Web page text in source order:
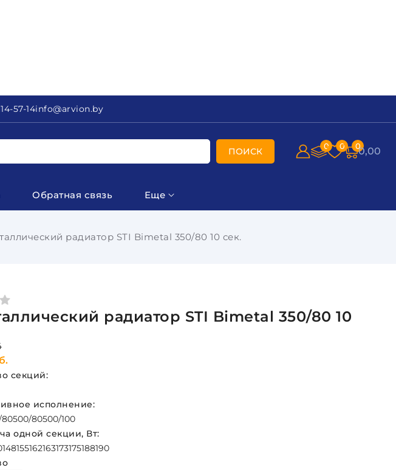
57-14info@arvion.by
ПОИСК 0 0 00,00
Обратная связь Еще
радиатор STI Bimetal 350/80 10 сек.
радиатор STI Bimetal 350/80 10
секций:
исполнение:
80500/80500/100
одной секции, Вт:
148155162163173175188190